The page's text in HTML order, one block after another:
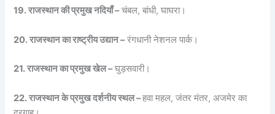
19. राजस्थान की प्रमुख नदियाँ –चंबल, बांधी, घाघरा।
20. राजस्थान का राष्ट्रीय उद्यान –रंगधानी नेशनल पार्क।
21. राजस्थान का प्रमुख खेल –घुड़सवारी।
22. राजस्थान के प्रमुख दर्शनीय स्थल –हवा महल, जंतर मंतर, अजमेर का